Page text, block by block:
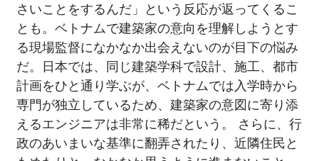
さいことをするんだ」という反応が返ってくるこ
とも。ベトナムで建築家の意向を理解しようとす
る現場監督になかなか出会えないのが目下の悩み
だ。日本では、同じ建築学科で設計、施工、都市
計画をひと通り学ぶが、ベトナムでは入学時から
専門が独立しているため、建築家の意図に寄り添
えるエンジニアは非常に稀だという。 さらに、行
政のあいまいな基準に翻弄されたり、近隣住民と